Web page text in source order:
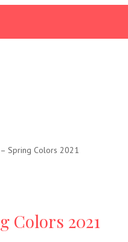
Spring Colors 2021
Colors 2021